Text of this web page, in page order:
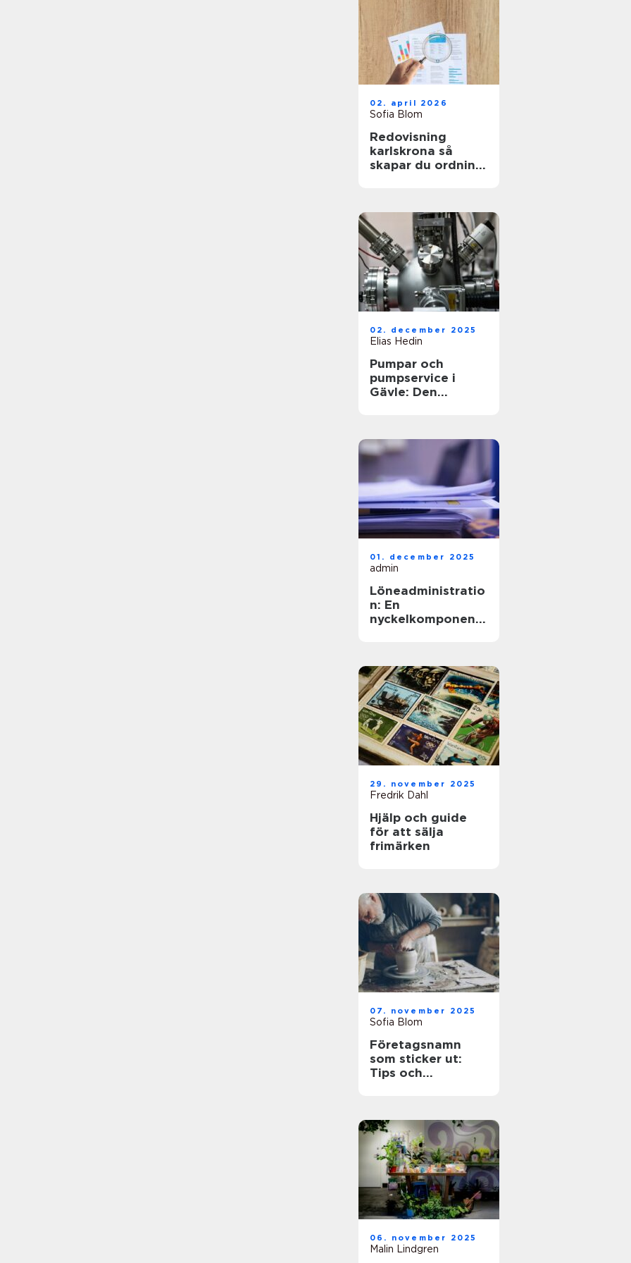
02. april 2026
Sofia Blom
Redovisning
karlskrona så
skapar du ordning
02. december 2025
Elias Hedin
Pumpar och
pumpservice i
Gävle: Den
01. december 2025
admin
Löneadministratio
n: En
nyckelkomponent
29. november 2025
Fredrik Dahl
Hjälp och guide
för att sälja
frimärken
07. november 2025
Sofia Blom
Företagsnamn
som sticker ut:
Tips och
06. november 2025
Malin Lindgren